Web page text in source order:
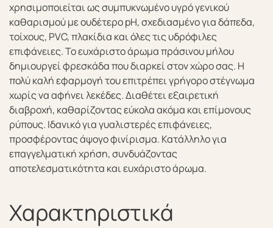
χρησιμοποιείται ως συμπυκνωμένο υγρό γενικού
καθαρισμού με ουδέτερο pH, σχεδιασμένο για δάπεδα,
τοίχους, PVC, πλακίδια και όλες τις υδρόφιλες
επιφάνειες. Το ευχάριστο άρωμα πράσινου μήλου
δημιουργεί φρεσκάδα που διαρκεί στον χώρο σας. Η
πολύ καλή εφαρμογή του επιτρέπει γρήγορο στέγνωμα
χωρίς να αφήνει λεκέδες. Διαθέτει εξαιρετική
διαβροχή, καθαρίζοντας εύκολα ακόμα και επίμονους
ρύπους. Ιδανικό για γυαλιστερές επιφάνειες,
προσφέροντας άψογο φινίρισμα. Κατάλληλο για
επαγγελματική χρήση, συνδυάζοντας
αποτελεσματικότητα και ευχάριστο άρωμα.
Χαρακτηριστικά